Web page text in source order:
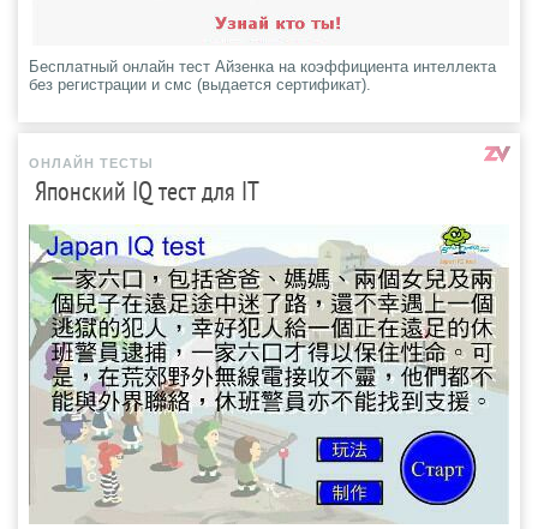
Бесплатный онлайн тест Айзенка на коэффициента интеллекта
без регистрации и смс (выдается сертификат).
ОНЛАЙН ТЕСТЫ
Японский IQ тест для IT